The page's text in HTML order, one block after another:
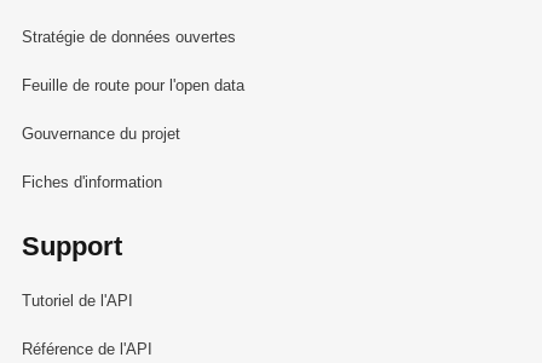
Stratégie de données ouvertes
Feuille de route pour l'open data
Gouvernance du projet
Fiches d'information
Support
Tutoriel de l'API
Référence de l'API